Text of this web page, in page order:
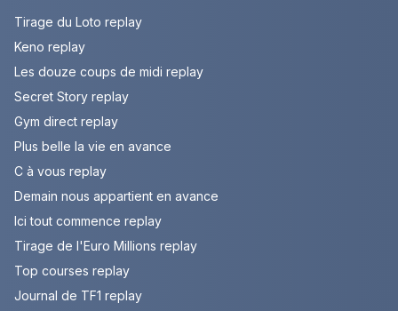
Tirage du Loto replay
Keno replay
Les douze coups de midi replay
Secret Story replay
Gym direct replay
Plus belle la vie en avance
C à vous replay
Demain nous appartient en avance
Ici tout commence replay
Tirage de l'Euro Millions replay
Top courses replay
Journal de TF1 replay